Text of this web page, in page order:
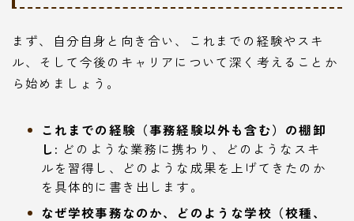
まず、自分自身と向き合い、これまでの経験やスキ
ル、そして今後のキャリアについて深く考えることか
ら始めましょう。
これまでの経験（事務経験以外も含む）の棚卸
し: どのような業務に携わり、どのようなスキ
ルを習得し、どのような成果を上げてきたのか
を具体的に書き出します。
なぜ学校事務なのか、どのような学校（校種、